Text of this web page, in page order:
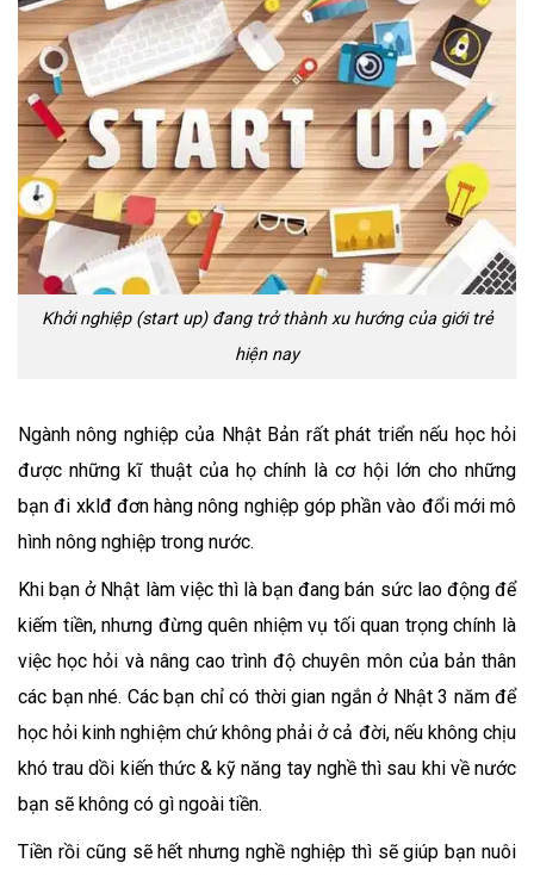
Khởi nghiệp (start up) đang trở thành xu hướng của giới trẻ
hiện nay
Ngành nông nghiệp của Nhật Bản rất phát triển nếu học hỏi
được những kĩ thuật của họ chính là cơ hội lớn cho những
bạn đi xklđ đơn hàng nông nghiệp góp phần vào đổi mới mô
hình nông nghiệp trong nước.
Khi bạn ở Nhật làm việc thì là bạn đang bán sức lao động để
kiếm tiền, nhưng đừng quên nhiệm vụ tối quan trọng chính là
việc học hỏi và nâng cao trình độ chuyên môn của bản thân
các bạn nhé. Các bạn chỉ có thời gian ngắn ở Nhật 3 năm để
học hỏi kinh nghiệm chứ không phải ở cả đời, nếu không chịu
khó trau dồi kiến thức & kỹ năng tay nghề thì sau khi về nước
bạn sẽ không có gì ngoài tiền.
Tiền rồi cũng sẽ hết nhưng nghề nghiệp thì sẽ giúp bạn nuôi